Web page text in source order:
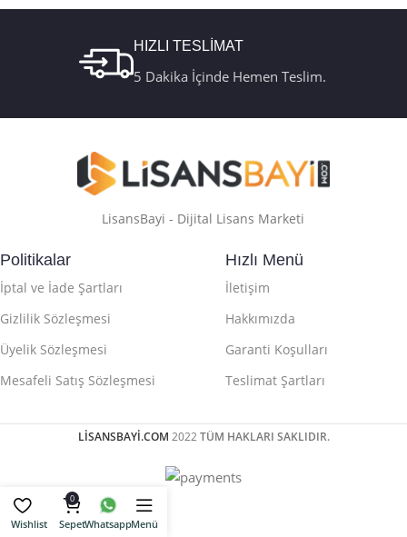
Online Aktivasyon,
Aktivasyon
Retail,Türkçe USB
HIZLI TESLİMAT
5 Dakika İçinde Hemen Teslim.
LisansBayi - Dijital Lisans Marketi
Politikalar
İptal ve İade Şartları
Gizlilik Sözleşmesi
Üyelik Sözleşmesi
Mesafeli Satış Sözleşmesi
Hızlı Menü
İletişim
Hakkımızda
Garanti Koşulları
Teslimat Şartları
LİSANSBAYİ.COM 2022TÜM HAKLARI SAKLIDIR.
Wishlist
0
SepetWhatsappMenü